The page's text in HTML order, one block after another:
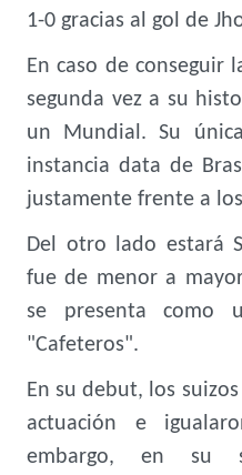
1-0 gracias al gol de
En caso de conseguir
segunda vez a su
un Mundial. Su
instancia data de
justamente frente a
Del otro lado estará
fue de menor a
se presenta como
"Cafeteros".
En su debut, los
actuación e
embargo, en su